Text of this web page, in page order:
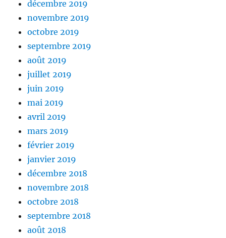
décembre 2019
novembre 2019
octobre 2019
septembre 2019
août 2019
juillet 2019
juin 2019
mai 2019
avril 2019
mars 2019
février 2019
janvier 2019
décembre 2018
novembre 2018
octobre 2018
septembre 2018
août 2018